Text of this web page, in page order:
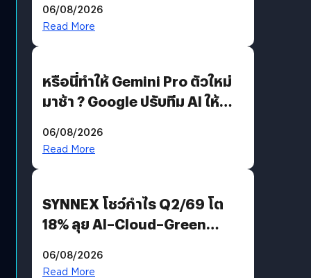
06/08/2026
Read More
หรือนี่ทำให้ Gemini Pro ตัวใหม่
มาช้า ? Google ปรับทีม AI ให้
AGI
06/08/2026
Read More
SYNNEX โชว์กำไร Q2/69 โต
18% ลุย AI–Cloud–Green
Revenue เร่งเครื่อง New
06/08/2026
Read More